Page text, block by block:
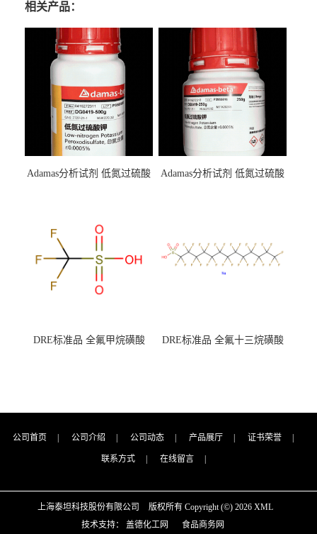
相关产品：
Adamas分析试剂 低氮过硫酸
（泰坦现货供应）
Adamas分析试剂 低氮过硫酸
DRE标准品 全氟甲烷磺酸
DRE标准品 全氟十三烷磺酸
公司首页 公司介绍 公司动态 产品展厅 证书荣誉
联系方式 在线留言
上海泰坦科技股份有限公司 版权所有 Copyright (©) 2026 XML
技术支持： 盖德化工网 食品商务网